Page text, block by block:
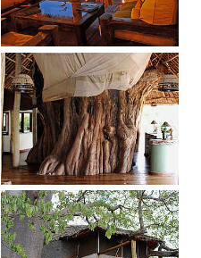
Show larger version
Show larger version